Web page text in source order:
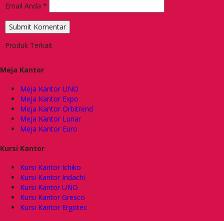
Email Anda *
Produk Terkait
Meja Kantor
Meja Kantor UNO
Meja Kantor Expo
Meja Kantor Orbitrend
Meja Kantor Lunar
Meja Kantor Euro
Kursi Kantor
Kursi Kantor Ichiko
Kursi Kantor Indachi
Kursi Kantor UNO
Kursi Kantor Gresco
Kursi Kantor Ergotec